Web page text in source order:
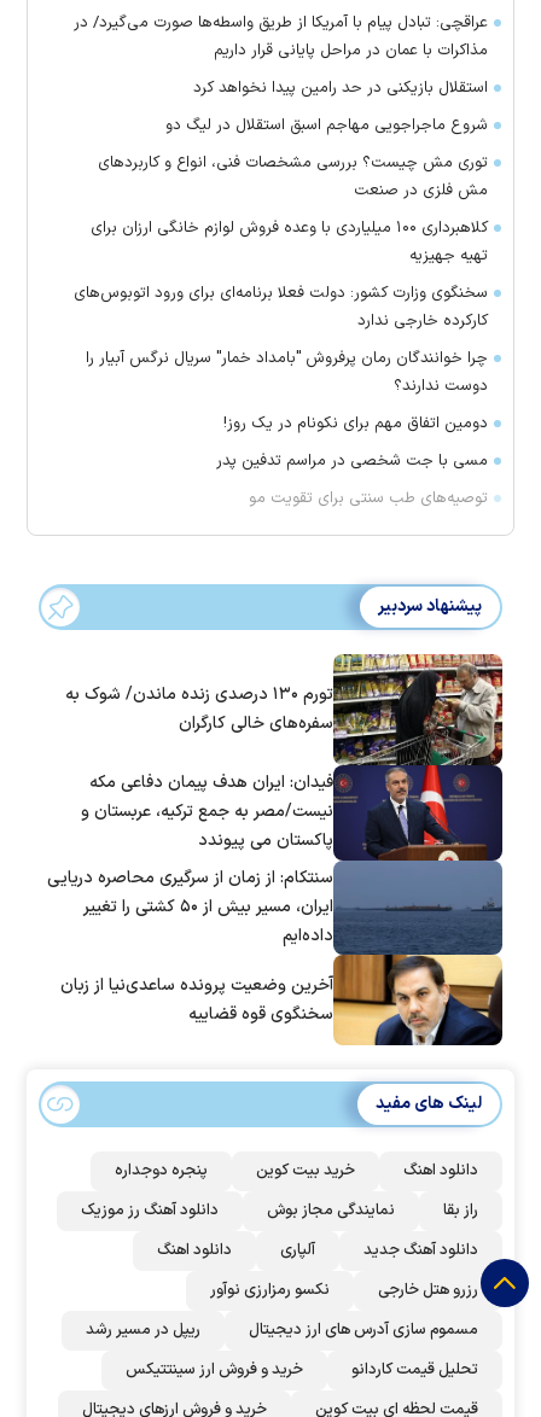
عراقچی: تبادل پیام با آمریکا از طریق واسطه‌ها صورت می‌گیرد/ در
مذاکرات با عمان در مراحل پایانی قرار داریم
استقلال بازیکنی در حد رامین پیدا نخواهد کرد
شروع ماجراجویی مهاجم اسبق استقلال در لیگ دو
توری مش چیست؟ بررسی مشخصات فنی، انواع و کاربردهای
مش فلزی در صنعت
کلاهبرداری ۱۰۰ میلیاردی با وعده فروش لوازم خانگی ارزان برای
تهیه جهیزیه
سخنگوی وزارت کشور: دولت فعلا برنامه‌ای برای ورود اتوبوس‌های
کارکرده خارجی ندارد
چرا خوانندگان رمان پرفروش "بامداد خمار" سریال نرگس آبیار را
دوست ندارند؟
دومین اتفاق مهم برای نکونام در یک روز!
مسی با جت شخصی در مراسم تدفین پدر
توصیه‌های طب سنتی برای تقویت مو
پیشنهاد سردبیر
تورم ۱۳۰ درصدی زنده ماندن/ شوک به
سفره‌های خالی کارگران
فیدان: ایران هدف پیمان دفاعی مکه
نیست/مصر به جمع ترکیه، عربستان و
پاکستان می پیوندد
سنتکام: از زمان از سرگیری محاصره دریایی
ایران، مسیر بیش از ۵۰ کشتی را تغییر
داده‌ایم
آخرین وضعیت پرونده ساعدی‌نیا از زبان
سخنگوی قوه قضاییه
لینک های مفید
دانلود اهنگ خرید بیت کوین
پنجره دوجداره
راز بقا
نمایندگی مجاز بوش
دانلود آهنگ رز‌ موزیک
دانلود آهنگ جدید
آلپاری
دانلود اهنگ
رزرو هتل خارجی
نکسو رمزارزی نوآور
مسموم سازی آدرس های ارز دیجیتال
ریپل در مسیر رشد
تحلیل قیمت کاردانو
خرید و فروش ارز سینتتیکس
قیمت لحظه ای بیت کوین
خرید و فروش ارزهای دیجیتال